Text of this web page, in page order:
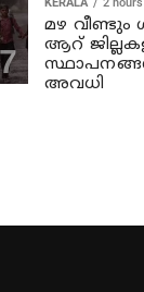
മഴ
ആറ്
അവധി